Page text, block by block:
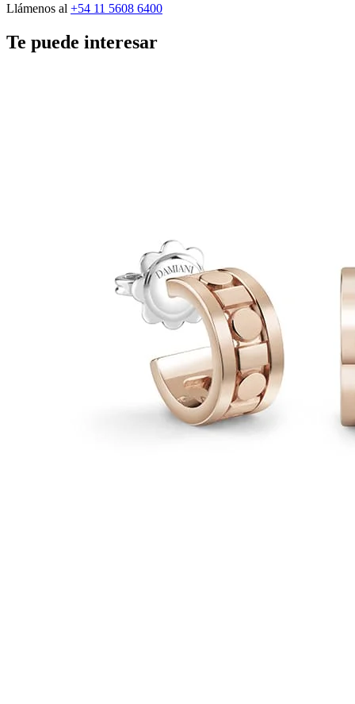
Llámenos al +54 11 5608 6400
Te puede interesar